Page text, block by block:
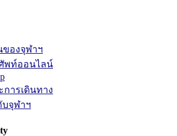
องจุฬาฯ
พท์ออนไลน์
ารเดินทาง
บจุฬาฯ